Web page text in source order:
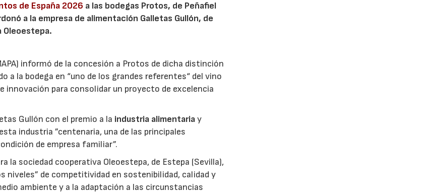
de España 2026 a las bodegas Protos, de Peñafiel
a la empresa de alimentación Galletas Gullón, de
Oleoestepa.
informó de la concesión a Protos de dicha distinción
la bodega en “uno de los grandes referentes“ del vino
para consolidar un proyecto de excelencia
Gullón con el premio a la industria alimentariay
industria ”centenaria, una de las principales
de empresa familiar”.
la sociedad cooperativa Oleoestepa, de Estepa (Sevilla),
niveles” de competitividad en sostenibilidad, calidad y
ambiente y a la adaptación a las circunstancias